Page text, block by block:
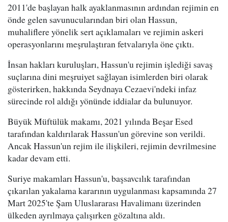
2011'de başlayan halk ayaklanmasının ardından rejimin en
önde gelen savunucularından biri olan Hassun,
muhaliflere yönelik sert açıklamaları ve rejimin askeri
operasyonlarını meşrulaştıran fetvalarıyla öne çıktı.
İnsan hakları kuruluşları, Hassun'u rejimin işlediği savaş
suçlarına dini meşruiyet sağlayan isimlerden biri olarak
gösterirken, hakkında Seydnaya Cezaevi'ndeki infaz
sürecinde rol aldığı yönünde iddialar da bulunuyor.
Büyük Müftülük makamı, 2021 yılında Beşar Esed
tarafından kaldırılarak Hassun'un görevine son verildi.
Ancak Hassun'un rejim ile ilişkileri, rejimin devrilmesine
kadar devam etti.
Suriye makamları Hassun'u, başsavcılık tarafından
çıkarılan yakalama kararının uygulanması kapsamında 27
Mart 2025'te Şam Uluslararası Havalimanı üzerinden
ülkeden ayrılmaya çalışırken gözaltına aldı.